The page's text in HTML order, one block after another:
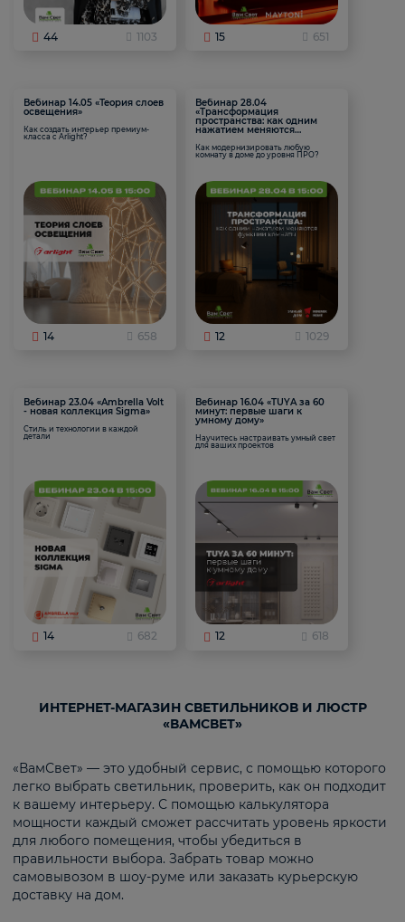
44 1103 15 651
Вебинар 14.05 «Теория слоев
освещения»
Как создать интерьер премиум-
класса с Arlight?
14 658
Вебинар 28.04
«Трансформация
пространства: как одним
нажатием меняются
Как модернизировать любую
комнату в доме до уровня ПРО?
12 1029
Вебинар 23.04 «Ambrella Volt
- новая коллекция Sigma»
Стиль и технологии в каждой
детали
14 682
Вебинар 16.04 «TUYA за 60
минут: первые шаги к
умному дому»
Научитесь настраивать умный свет
для ваших проектов
12 618
ИНТЕРНЕТ-МАГАЗИН СВЕТИЛЬНИКОВ И ЛЮСТР
«ВАМСВЕТ»
«ВамСвет» — это удобный сервис, с помощью которого
легко выбрать светильник, проверить, как он подходит
к вашему интерьеру. С помощью калькулятора
мощности каждый сможет рассчитать уровень яркости
для любого помещения, чтобы убедиться в
правильности выбора. Забрать товар можно
самовывозом в шоу-руме или заказать курьерскую
доставку на дом.